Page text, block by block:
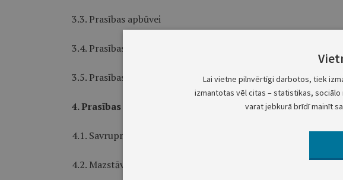
3.3. Prasības apbūvei
3.4. Prasības teritorijas labiekārtojumam
3.5. Prasības vides risku samazināšanai
4. Prasības teritorijas izmantošanai un apbūves
4.1. Savrupmāju apbūves teritorija
4.2. Mazstāvu dzīvojamās apbūves teritorija
Lai vietne pilnvērtīgi darbotos, tiek
izmantotas vēl citas – statistikas,
varat jebkurā brīdī mainīt